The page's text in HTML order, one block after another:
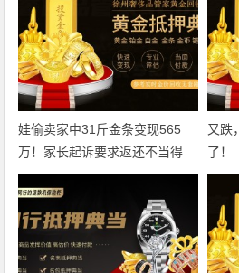
娃偷卖家中31斤金条变现565
万！家长起诉要求返还不当得
利！
又跌
了！